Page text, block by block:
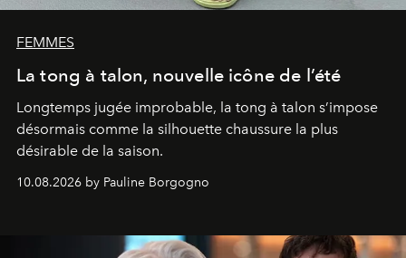
FEMMES
La tong à talon, nouvelle icône de l’été
Longtemps jugée improbable, la tong à talon s’impose
désormais comme la silhouette chaussure la plus
désirable de la saison.
10.08.2026 by Pauline Borgogno